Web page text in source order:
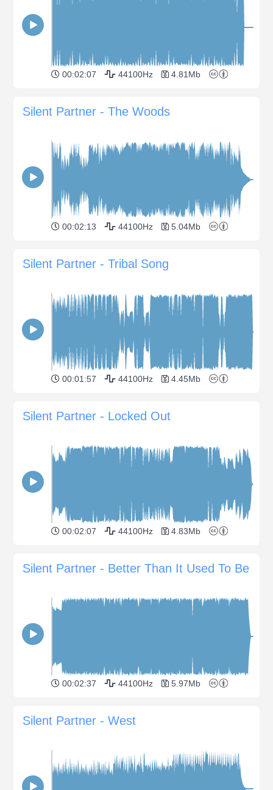
00:02:07 44100Hz 4.81Mb
Silent Partner - The Woods
00:02:13 44100Hz 5.04Mb
Silent Partner - Tribal Song
00:01:57 44100Hz 4.45Mb
Silent Partner - Locked Out
00:02:07 44100Hz 4.83Mb
Silent Partner - Better Than It Used To Be
00:02:37 44100Hz 5.97Mb
Silent Partner - West